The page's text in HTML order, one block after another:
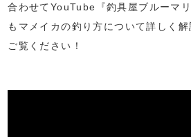
合わせてYouTube『釣具屋ブルーマ
もマメイカの釣り方について詳しく
ご覧ください！